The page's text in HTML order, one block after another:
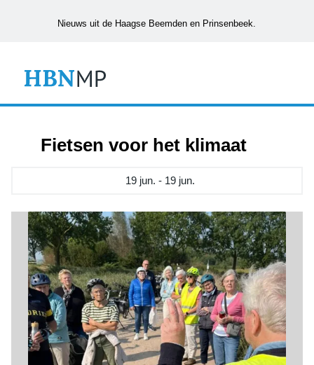
Nieuws uit de Haagse Beemden en Prinsenbeek.
Fietsen voor het klimaat
19 jun. - 19 jun.